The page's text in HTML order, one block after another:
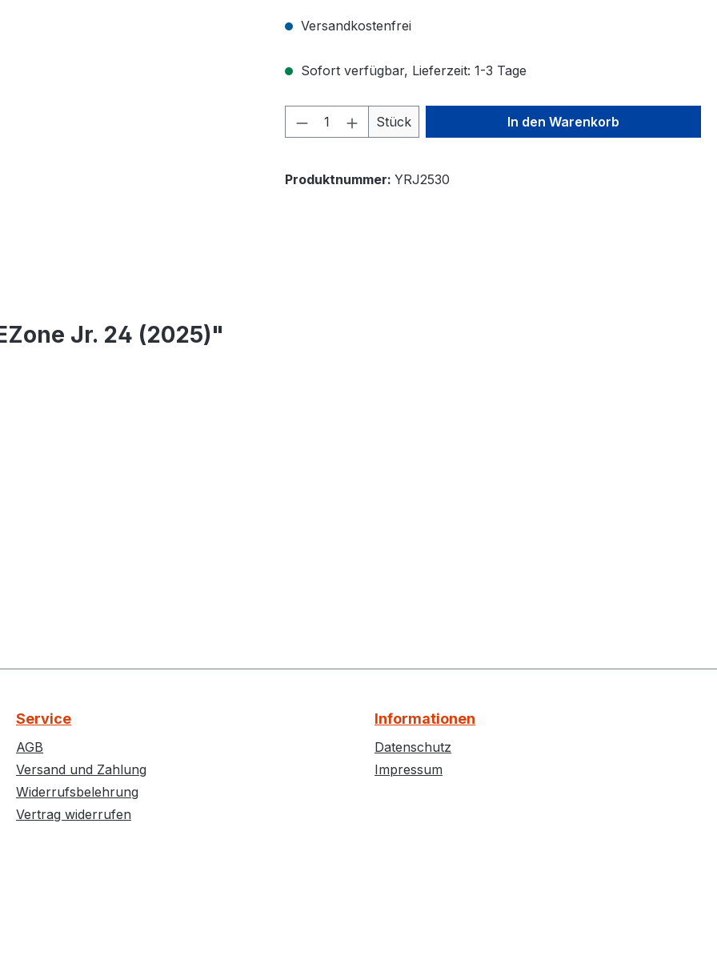
Versandkostenfrei
Sofort verfügbar, Lieferzeit: 1-3 Tage
Produkt Anzahl: Gib den gewünschten Wert
Stück In den Warenkorb
Produktnummer: YRJ2530
Jr. 24 (2025)"
Service
AGB
Versand und Zahlung
Widerrufsbelehrung
Vertrag widerrufen
Informationen
Datenschutz
Impressum